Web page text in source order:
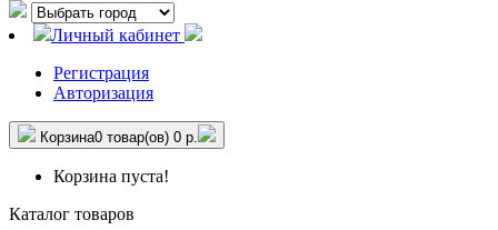
Личный кабинет
Регистрация
Авторизация
Корзина0 товар(ов) 0 р.
Корзина пуста!
Каталог товаров